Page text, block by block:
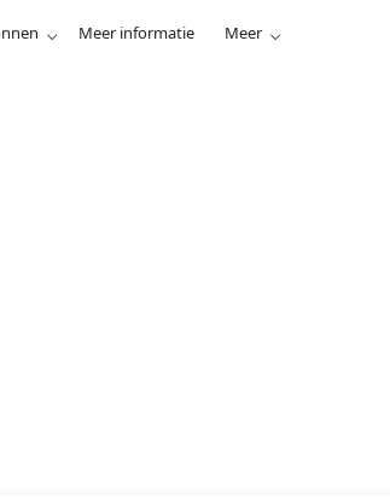
Meer informatie Meer